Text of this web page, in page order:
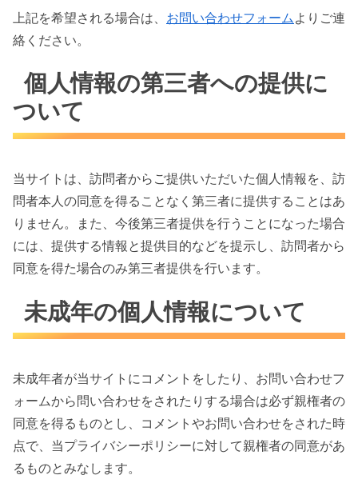
上記を希望される場合は、 お問い合わせフォーム よりご連
絡ください。
個人情報の第三者への提供に
ついて
当サイトは、訪問者からご提供いただいた個人情報を、訪
問者本人の同意を得ることなく第三者に提供することはあ
りません。また、今後第三者提供を行うことになった場合
には、提供する情報と提供目的などを提示し、訪問者から
同意を得た場合のみ第三者提供を行います。
未成年の個人情報について
未成年者が当サイトにコメントをしたり、お問い合わせフ
ォームから問い合わせをされたりする場合は必ず親権者の
同意を得るものとし、コメントやお問い合わせをされた時
点で、当プライバシーポリシーに対して親権者の同意があ
るものとみなします。